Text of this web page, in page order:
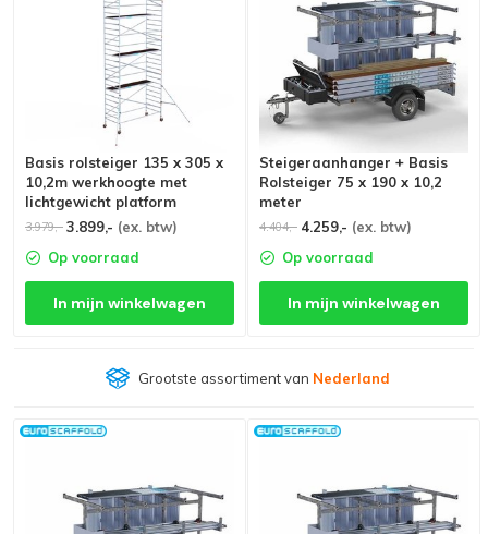
Basis rolsteiger 135 x 305 x
10,2m werkhoogte met
lichtgewicht platform
3.979,- 3.899,- (ex. btw)
Op voorraad
In mijn winkelwagen
Steigeraanhanger + Basis
Rolsteiger 75 x 190 x 10,2
meter
4.404,- 4.259,- (ex. btw)
Op voorraad
In mijn winkelwagen
Grootste assortiment van Nederland